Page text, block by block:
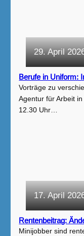
29. April
Berufe in Uniform:
Vorträge zu
Agentur für Arbeit
12.30 Uhr…
17. April
Rentenbeitrag:
Minijobber sind